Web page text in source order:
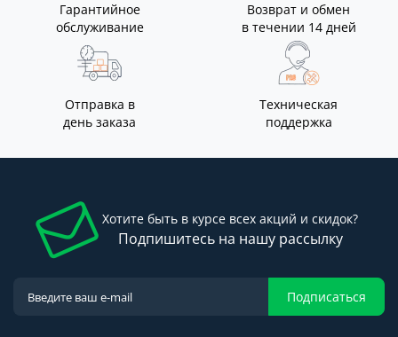
Гарантийное
обслуживание
Возврат и обмен
в течении 14 дней
Отправка в
день заказа
Техническая
поддержка
Хотите быть в курсе всех акций и скидок?
Подпишитесь на нашу рассылку
Подписаться